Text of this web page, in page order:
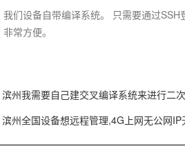
我们设备自带编译系统。 只需要通过
常方便。
滨州我需要自己建交叉编译系统来进行二次
滨州全国设备想远程管理,4G上网无公网IP